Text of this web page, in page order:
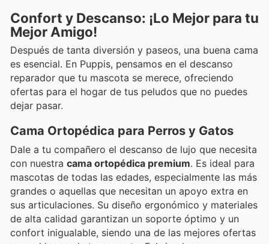
Confort y Descanso: ¡Lo Mejor para tu
Mejor Amigo!
Después de tanta diversión y paseos, una buena cama
es esencial. En Puppis, pensamos en el descanso
reparador que tu mascota se merece, ofreciendo
ofertas para el hogar de tus peludos que no puedes
dejar pasar.
Cama Ortopédica para Perros y Gatos
Dale a tu compañero el descanso de lujo que necesita
con nuestra cama ortopédica premium. Es ideal para
mascotas de todas las edades, especialmente las más
grandes o aquellas que necesitan un apoyo extra en
sus articulaciones. Su diseño ergonómico y materiales
de alta calidad garantizan un soporte óptimo y un
confort inigualable, siendo una de las mejores ofertas